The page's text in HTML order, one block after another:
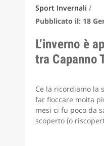
Sport Invernali /
Pubblicato il: 18
L’inverno è
tra Capanno
Ce la ricordiamo la
far fioccare molta
mesi ci fu poco da
scoperto (o